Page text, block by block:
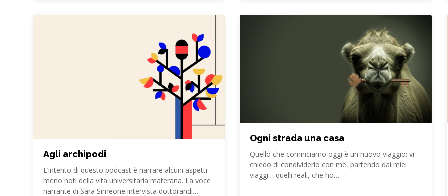
Agli archipodi
L’intento di questo podcast è narrare alcuni aspetti
meno noti della vita universitaria materana. La voce
narrante di Sara Simeone intervista dottorandi…
Ogni strada una casa
Quello che cominciamo oggi è un nuovo viaggio: vi
chiedo di condividerlo con me, partendo dai miei
viaggi… quelli reali, che ho…